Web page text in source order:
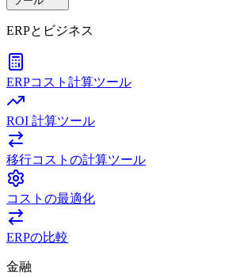
ERPとビジネス
ERPコスト計算ツール
ROI 計算ツール
移行コストの計算ツール
コストの最適化
ERPの比較
金融